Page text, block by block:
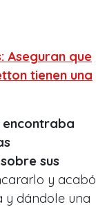
Aseguran que
tienen una
encontraba
sus
y acabó
y dándole una